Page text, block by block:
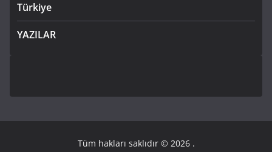
Türkiye
YAZILAR
Tüm hakları saklıdır © 2026 .